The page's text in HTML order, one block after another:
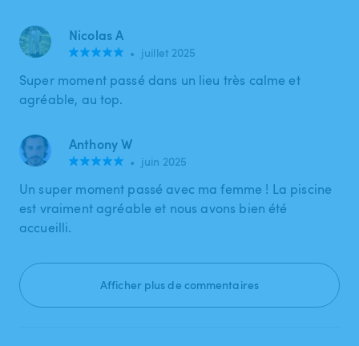
Nicolas A
• juillet 2025
Super moment passé dans un lieu très calme et
agréable, au top.
Anthony W
• juin 2025
Un super moment passé avec ma femme ! La piscine
est vraiment agréable et nous avons bien été
accueilli.
Afficher plus de commentaires